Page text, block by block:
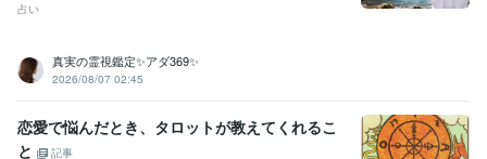
占い
真実の霊視鑑定✨アダ369✨
2026/08/07 02:45
恋愛で悩んだとき、タロットが教えてくれるこ
と
記事